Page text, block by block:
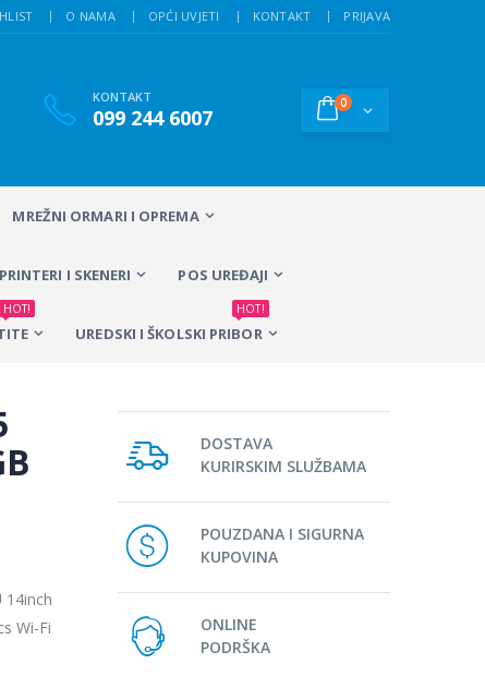
O NAMA OPĆI UVJETI KONTAKT PRIJAVA
KONTAKT
099 244 6007
0
MREŽNI ORMARI I OPREMA
PRINTERI I SKENERI POS UREĐAJI
HOT!
UREDSKI I ŠKOLSKI PRIBOR
HOT!
14inch
Wi-Fi
DOSTAVA
KURIRSKIM SLUŽBAMA
POUZDANA I SIGURNA
KUPOVINA
ONLINE
PODRŠKA